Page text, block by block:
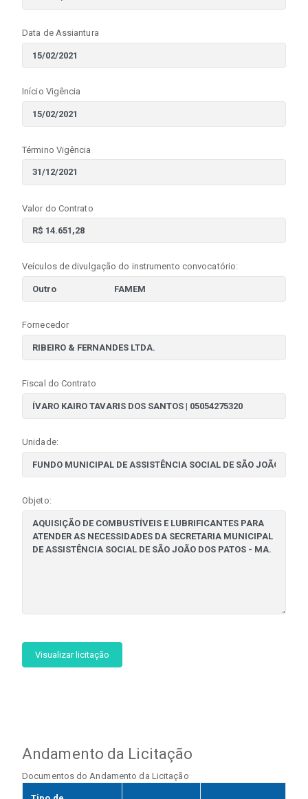
Data de Assiantura
Início Vigência
Término Vigência
Valor do Contrato
Veículos de divulgação do instrumento convocatório:
Fornecedor
Fiscal do Contrato
Unidade:
Objeto:
Visualizar licitação
Andamento da Licitação
Documentos do Andamento da Licitação